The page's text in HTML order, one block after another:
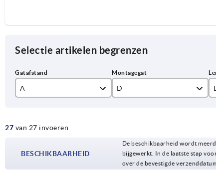
Selectie artikelen begrenzen
A
300
500
D
27 van 27 invoeren
BESCHIKBAARHEID
De beschikbaarheid wordt
bijgewerkt. In de laatste stap
over de bevestigde